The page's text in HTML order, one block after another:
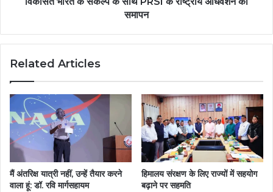
समापन
Related Articles
मैं अंतरिक्ष यात्री नहीं, उन्हें तैयार करने
वाला हूं: डॉ. रवि मार्गसहायम
हिमालय संरक्षण के लिए राज्यों में सहयोग
बढ़ाने पर सहमति